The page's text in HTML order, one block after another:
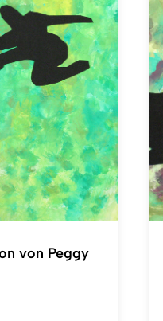
von Peggy